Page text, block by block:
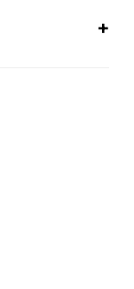
одним из
и
и
занял
красоты